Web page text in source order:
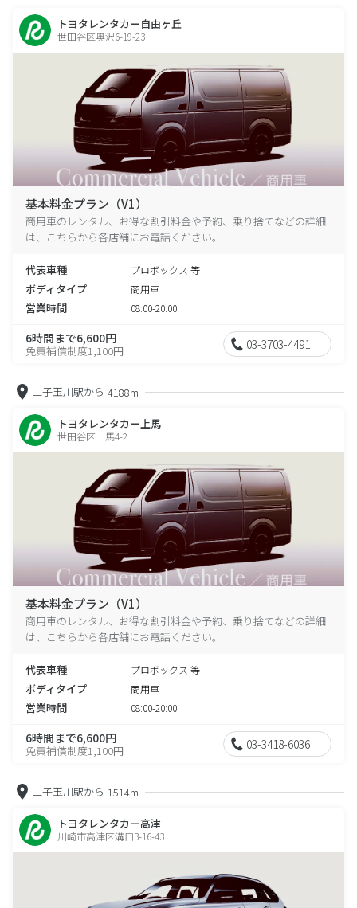
トヨタレンタカー自由ヶ丘
世田谷区奥沢6-19-23
基本料金プラン（V1）
商用車のレンタル、お得な割引料金や予約、乗り捨てなどの詳細
は、こちらから各店舗にお電話ください。
代表車種 プロボックス 等
ボディタイプ 商用車
営業時間 08:00-20:00
6時間まで6,600円
免責補償制度1,100円 03-3703-4491
二子玉川駅から 4188m
トヨタレンタカー上馬
世田谷区上馬4-2
基本料金プラン（V1）
商用車のレンタル、お得な割引料金や予約、乗り捨てなどの詳細
は、こちらから各店舗にお電話ください。
代表車種 プロボックス 等
ボディタイプ 商用車
営業時間 08:00-20:00
6時間まで6,600円
免責補償制度1,100円 03-3418-6036
二子玉川駅から 1514m
トヨタレンタカー高津
川崎市高津区溝口3-16-43